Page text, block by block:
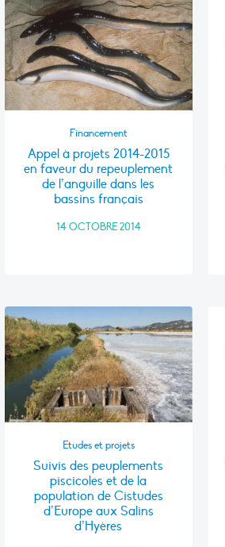
Financement
Appel à projets 2014-2015
en faveur du repeuplement
de l’anguille dans les
bassins français
14 OCTOBRE 2014
Etudes et projets
Suivis des peuplements
piscicoles et de la
population de Cistudes
d’Europe aux Salins
d’Hyères